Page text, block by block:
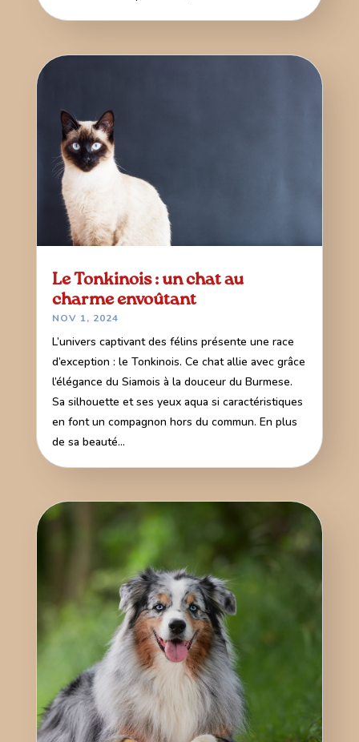
Le Tonkinois : un chat au
charme envoûtant
NOV 1, 2024
L’univers captivant des félins présente une race
d’exception : le Tonkinois. Ce chat allie avec grâce
l’élégance du Siamois à la douceur du Burmese.
Sa silhouette et ses yeux aqua si caractéristiques
en font un compagnon hors du commun. En plus
de sa beauté...